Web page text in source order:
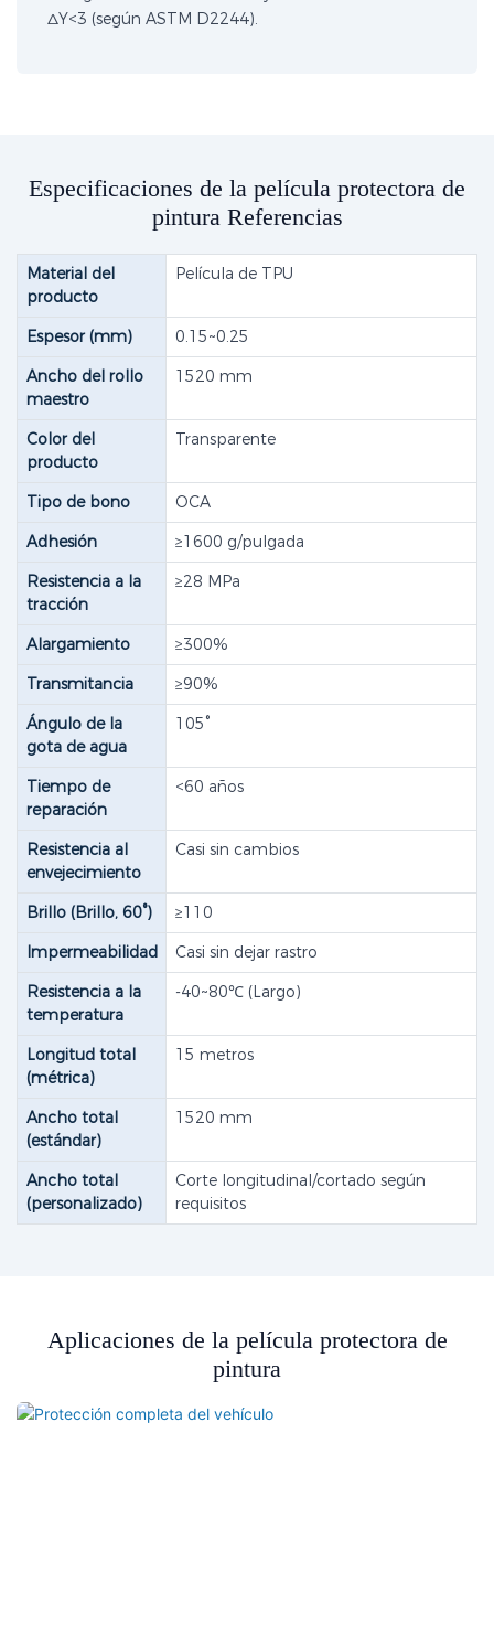
ΔY<3 (según ASTM D2244).
Especificaciones de la película protectora de
pintura Referencias
Material del
producto
Película de TPU
Espesor (mm)
0.15~0.25
Ancho del rollo
maestro
1520 mm
Color del
producto
Transparente
Tipo de bono
OCA
Adhesión
≥1600 g/pulgada
Resistencia a la
tracción
≥28 MPa
Alargamiento
≥300%
Transmitancia
≥90%
Ángulo de la
gota de agua
105°
Tiempo de
reparación
<60 años
Resistencia al
envejecimiento
Casi sin cambios
Brillo (Brillo, 60°)
≥110
Impermeabilidad
Casi sin dejar rastro
Resistencia a la
temperatura
-40~80℃ (Largo)
Longitud total
(métrica)
15 metros
Ancho total
(estándar)
1520 mm
Ancho total
(personalizado)
Corte longitudinal/cortado según
requisitos
Aplicaciones de la película protectora de
pintura